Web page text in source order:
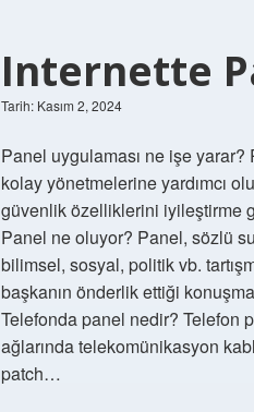
Internette
Tarih: Kasım 2, 2024
Panel uygulaması ne işe yarar?
kolay yönetmelerine yardımcı
güvenlik özelliklerini iyileştirme
Panel ne oluyor? Panel, sözlü
bilimsel, sosyal, politik vb.
başkanın önderlik ettiği
Telefonda panel nedir? Telefon
ağlarında telekomünikasyon
patch…